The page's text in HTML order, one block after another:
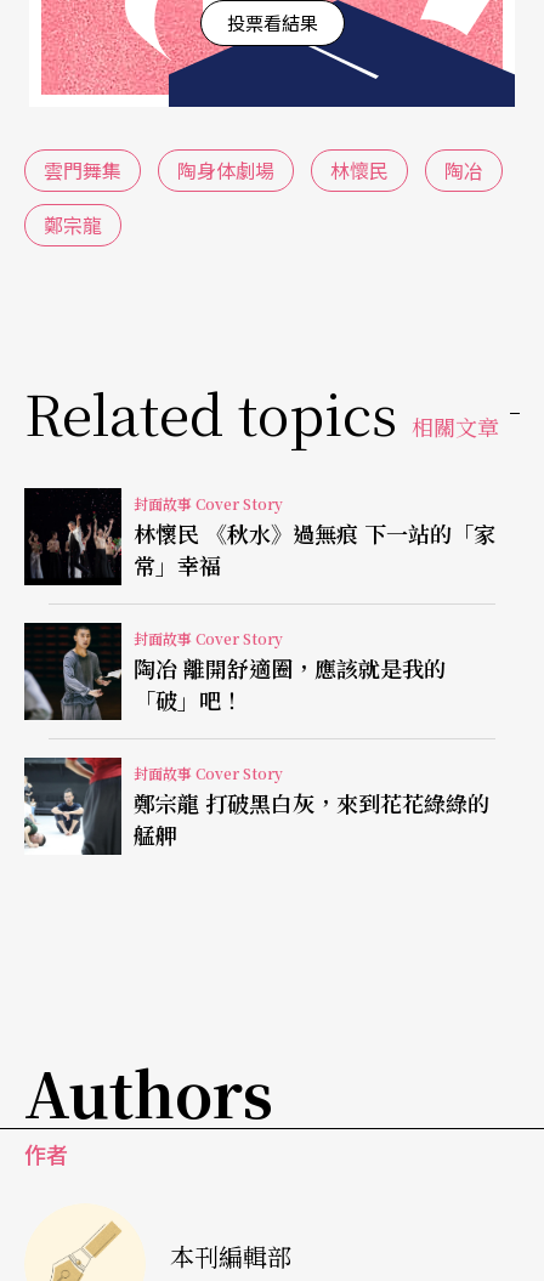
投票看結果
雲門舞集 陶身体劇場 林懷民
陶冶
鄭宗龍
Related topics 相關文章
封面故事 Cover Story
林懷民 《秋水》過無痕 下一站的「家
常」幸福
封面故事 Cover Story
陶冶 離開舒適圈，應該就是我的
「破」吧！
封面故事 Cover Story
鄭宗龍 打破黑白灰，來到花花綠綠的
艋舺
Authors
作者
本刊編輯部